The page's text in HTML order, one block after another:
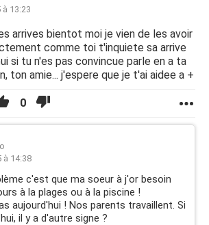
à 13:23
arrives bientot moi je vien de les avoir
comme toi t'inquiete sa arrive
si tu n'es pas convincue parle en a ta
ton amie... j'espere que je t'ai aidee a +
0
à 14:38
c'est que ma soeur à j'or besoin
à la plages ou à la piscine !
aujourd'hui ! Nos parents travaillent. Si
il y a d'autre signe ?